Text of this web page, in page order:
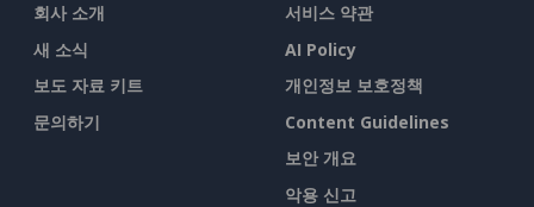
회사 소개
새 소식
보도 자료 키트
문의하기
서비스 약관
AI Policy
개인정보 보호정책
Content Guidelines
보안 개요
악용 신고